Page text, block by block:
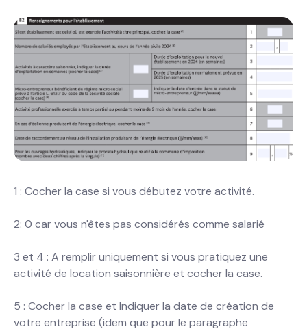
1 : Cocher la case si vous débutez votre activité.
2: 0 car vous n'êtes pas considérés comme salarié
3 et 4 : A remplir uniquement si vous pratiquez une
activité de location saisonnière et cocher la case.
5 : Cocher la case et Indiquer la date de création de
votre entreprise (idem que pour le paragraphe